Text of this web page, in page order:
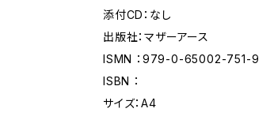
添付CD：なし
出版社：マザーアース
ISMN ：979-0-65002-751-9
ISBN ：
サイズ：A4